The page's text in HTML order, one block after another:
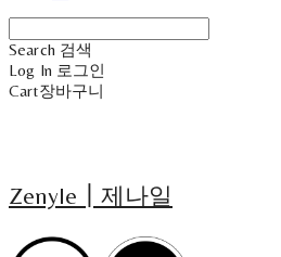
Search 검색
Log In 로그인
Cart장바구니
Zenyle┃제나일